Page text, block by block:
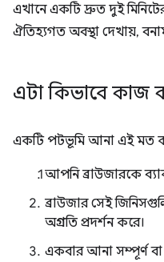
এখানে একটি দ্রুত দুই
ঐতিহ্যগত অবস্থা দেখায়,
এটা কিভাবে কাজ
একটি পটভূমি আনা এই মত
আপনি ব্রাউজারকে
ব্রাউজার সেই
অগ্রগতি প্রদর্শন করে।
একবার আনা সম্পূর্ণ বা